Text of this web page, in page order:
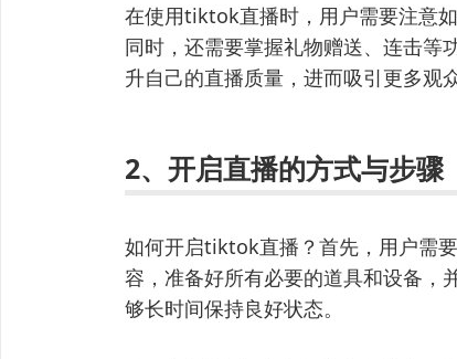
在使用tiktok直播时，用户需要注意
同时，还需要掌握礼物赠送、连击等
升自己的直播质量，进而吸引更多观众
2、开启直播的方式与步骤
如何开启tiktok直播？首先，用户需
容，准备好所有必要的道具和设备，
够长时间保持良好状态。